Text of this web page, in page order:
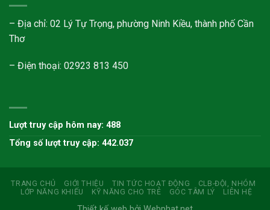
– Địa chỉ: 02 Lý Tự Trọng, phường Ninh Kiều, thành phố Cần
Thơ
– Điện thoại: 02923 813 450
Lượt truy cập hôm nay: 488
Tổng số lượt truy cập: 442.037
TRANG CHỦ GIỚI THIỆU TIN TỨC HOẠT ĐỘNG
CLB-ĐỘI, NHÓM
LỚP NĂNG KHIẾU
KỸ NĂNG CHO TRẺ GÓC TÂM LÝ LIÊN HỆ